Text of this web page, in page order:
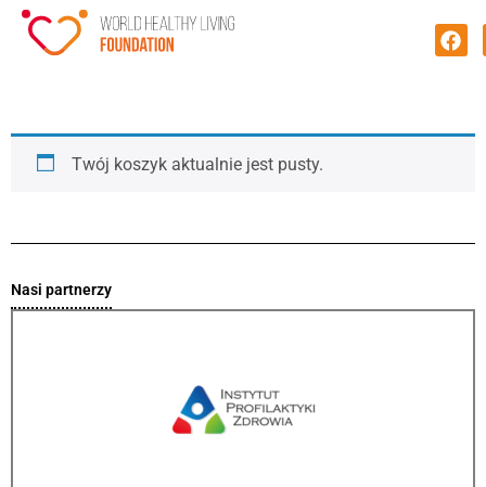
Twój koszyk aktualnie jest pusty.
Nasi partnerzy